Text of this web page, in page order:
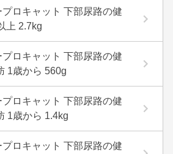
プロキャット 下部尿路の健
上 2.7kg
プロキャット 下部尿路の健
1歳から 560g
プロキャット 下部尿路の健
1歳から 1.4kg
プロキャット 下部尿路の健